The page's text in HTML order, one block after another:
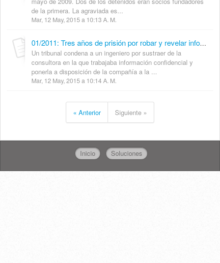
de la primera. La agraviada es...
Mar, 12 May, 2015 a 10:13 A. M.
01/2011: Tres años de prisión por robar y revelar información de su empresa – Expansión.com
Un tribunal condena a un ingeniero por sustraer de la
consultora en la que trabajaba información confidencial y
ponerla a disposición de la compañía a la ...
Mar, 12 May, 2015 a 10:14 A. M.
« Anterior Siguiente »
Inicio Soluciones